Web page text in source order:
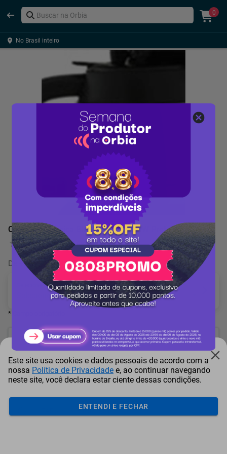
0
No Brasil inteiro
Cafeteira Térmica Black&Decker 750W Preta
0 Avaliação
De 16.575 pontospor -17%
Selecione o(a) Voltagem
* Campo obrigatório
13.817 pontos
ou resgate por pontos + dinheiro
+ R$ 95,31
Este site usa cookies e dados pessoais de acordo com a
nossa Política de Privacidade e, ao continuar navegando
neste site, você declara estar ciente dessas condições.
ENTENDI E FECHAR